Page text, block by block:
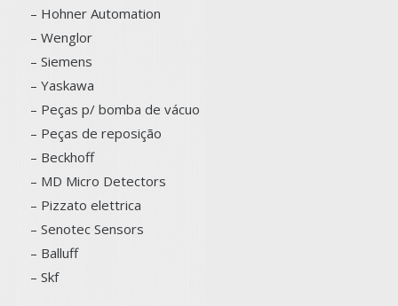
– Hohner Automation
– Wenglor
– Siemens
– Yaskawa
– Peças p/ bomba de vácuo
– Peças de reposição
– Beckhoff
– MD Micro Detectors
– Pizzato elettrica
– Senotec Sensors
– Balluff
– Skf